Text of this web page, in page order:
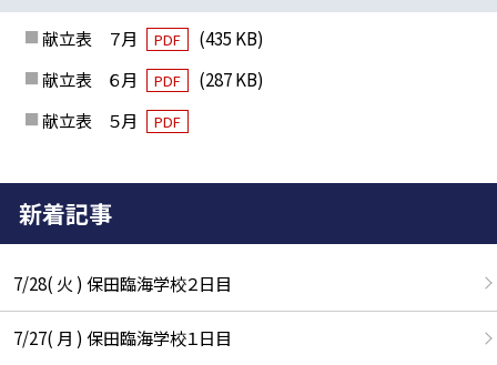
献立表 ７月 PDF
(435 KB)
献立表 ６月
PDF
(287 KB)
献立表 ５月
PDF
新着記事
7/28( 火 ) 保田臨海学校２日目
7/27( 月 ) 保田臨海学校１日目